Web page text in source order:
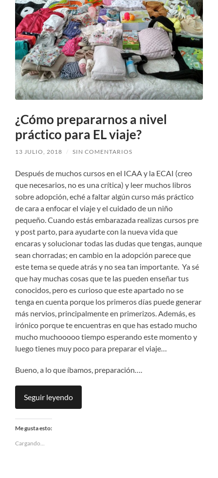
¿Cómo prepararnos a nivel
práctico para EL viaje?
13 JULIO, 2018 / SIN COMENTARIOS
Después de muchos cursos en el ICAA y la ECAI (creo
que necesarios, no es una crítica) y leer muchos libros
sobre adopción, eché a faltar algún curso más práctico
de cara a enfocar el viaje y el cuidado de un niño
pequeño. Cuando estás embarazada realizas cursos pre
y post parto, para ayudarte con la nueva vida que
encaras y solucionar todas las dudas que tengas, aunque
sean chorradas; en cambio en la adopción parece que
este tema se quede atrás y no sea tan importante. Ya sé
que hay muchas cosas que te las pueden enseñar tus
conocidos, pero es curioso que este apartado no se
tenga en cuenta porque los primeros días puede generar
más nervios, principalmente en primerizos. Además, es
irónico porque te encuentras en que has estado mucho
mucho muchooooo tiempo esperando este momento y
luego tienes muy poco para preparar el viaje…
Bueno, a lo que íbamos, preparación….
Seguir leyendo
Me gusta esto:
Cargando...